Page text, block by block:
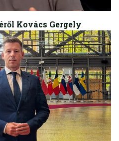
Kovács Gergely